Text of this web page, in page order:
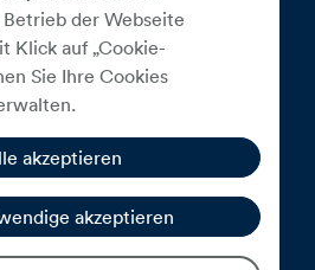
der Webseite
Klick auf „Cookie-
Sie Ihre Cookies
akzeptieren
akzeptieren